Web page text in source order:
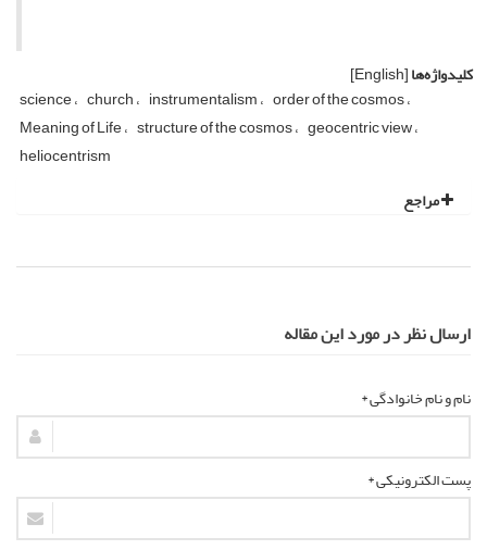
کلیدواژه‌ها[English]
science church instrumentalism order of the cosmos
Meaning of Life structure of the cosmos geocentric view
heliocentrism
مراجع
ارسال نظر در مورد این مقاله
نام و نام خانوادگی *
پست الکترونیکی *